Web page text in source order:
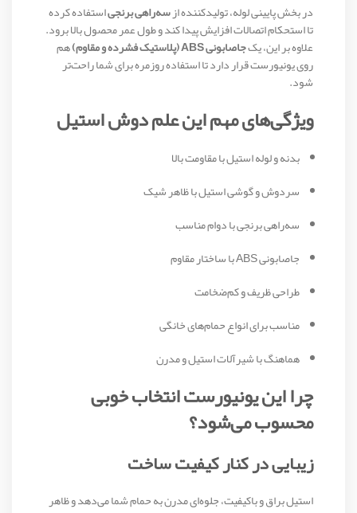
در بخش پایینی لوله، تولیدکننده ازسه‌راهی برنجیاستفاده کرده
تا استحکام اتصالات افزایش پیدا کند و طول عمر محصول بالا برود.
علاوه بر این، یکجاصابونی ABS (پلاستیک فشرده و مقاوم) هم
روی یونیورست قرار دارد تا استفاده روزمره برای شما راحت‌تر
شود.
ویژگی‌های مهم این علم دوش استیل
بدنه و لوله استیل با مقاومت بالا
سردوش و گوشی استیل با ظاهر شیک
سه‌راهی برنجی با دوام مناسب
جاصابونی ABS با ساختار مقاوم
طراحی ظریف و کم‌ضخامت
مناسب برای انواع حمام‌های خانگی
هماهنگ با شیرآلات استیل و مدرن
چرا این یونیورست انتخاب خوبی
محسوب می‌شود؟
زیبایی در کنار کیفیت ساخت
استیل براق و باکیفیت، جلوه‌ای مدرن به حمام شما می‌دهد و ظاهر